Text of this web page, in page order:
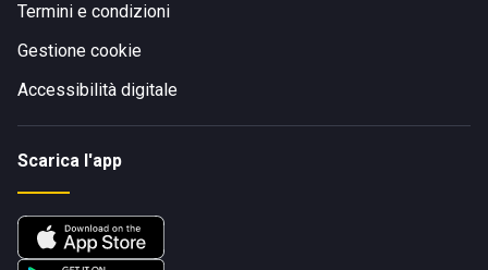
Termini e condizioni
Gestione cookie
Accessibilità digitale
Scarica l'app